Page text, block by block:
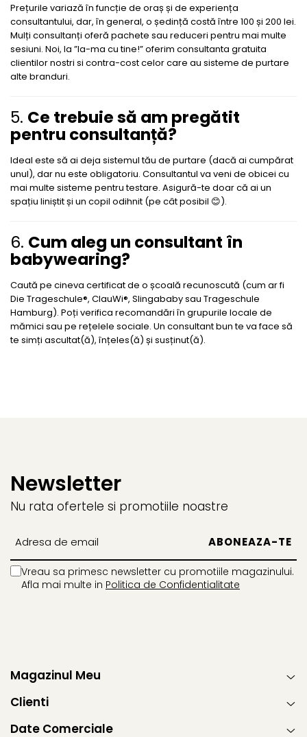
Prețurile variază în funcție de oraș și de experiența
consultantului, dar, în general, o ședință costă între 100 și 200 lei.
Mulți consultanți oferă pachete sau reduceri pentru mai multe
sesiuni. Noi, la ”Ia-ma cu tine!” oferim consultanta gratuita
clientilor nostri si contra-cost celor care au sisteme de purtare
alte branduri.
5. Ce trebuie să am pregătit
pentru consultanță?
Ideal este să ai deja sistemul tău de purtare (dacă ai cumpărat
unul), dar nu este obligatoriu. Consultantul va veni de obicei cu
mai multe sisteme pentru testare. Asigură-te doar că ai un
spațiu liniștit și un copil odihnit (pe cât posibil 😊).
6. Cum aleg un consultant în
babywearing?
Caută pe cineva certificat de o școală recunoscută (cum ar fi
Die Trageschule®, ClauWi®, Slingababy sau Trageschule
Hamburg). Poți verifica recomandări în grupurile locale de
mămici sau pe rețelele sociale. Un consultant bun te va face să
te simți ascultat(ă), înțeles(ă) și susținut(ă).
Newsletter
Nu rata ofertele si promotiile noastre
Vreau sa primesc newsletter cu promotiile magazinului.
Afla mai multe in Politica de Confidentialitate
Magazinul Meu
Clienti
Date Comerciale